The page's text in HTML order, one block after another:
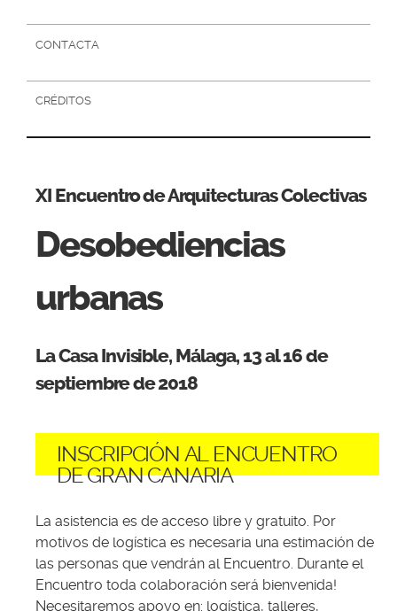
CONTACTA
CRÉDITOS
XI Encuentro de Arquitecturas Colectivas
Desobediencias
urbanas
La Casa Invisible, Málaga, 13 al 16 de
septiembre de 2018
INSCRIPCIÓN AL ENCUENTRO
DE GRAN CANARIA
La asistencia es de acceso libre y gratuito. Por
motivos de logística es necesaria una estimación de
las personas que vendrán al Encuentro. Durante el
Encuentro toda colaboración será bienvenida!
Necesitaremos apoyo en: logística, talleres,